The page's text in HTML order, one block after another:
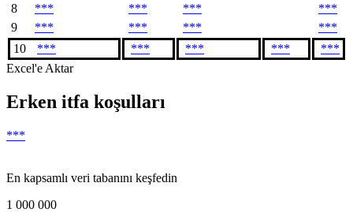
8
*** *** ***
***
9
*** *** ***
***
10
*** *** *** ***
***
Excel'e Aktar
Erken itfa koşulları
***
En kapsamlı veri tabanını keşfedin
1 000 000